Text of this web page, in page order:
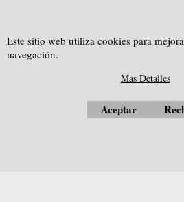
e-mail:
Este sitio web utiliza cookies para
navegación.
Mas Detalles
Aceptar